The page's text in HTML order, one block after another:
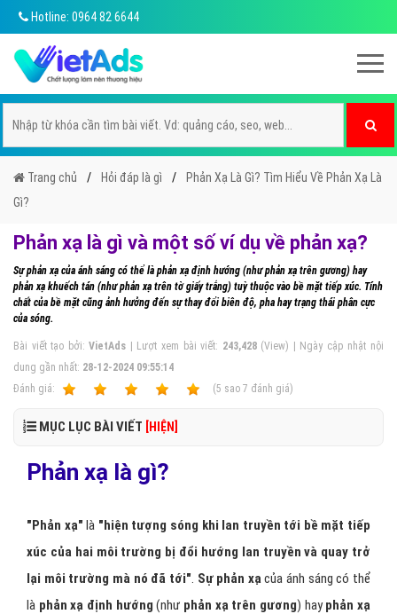
Hotline: 0964 82 6644
Trang chủ Hỏi đáp là gì
Phản Xạ Là Gì? Tìm Hiểu Về Phản Xạ Là
Gì?
Phản xạ là gì và một số ví dụ về phản xạ?
Sự phản xạ của ánh sáng có thể là phản xạ định hướng (như phản xạ trên gương) hay
phản xạ khuếch tán (như phản xạ trên tờ giấy trắng) tuỳ thuộc vào bề mặt tiếp xúc. Tính
chất của bề mặt cũng ảnh hưởng đến sự thay đổi biên độ, pha hay trạng thái phân cực
của sóng.
Bài viết tạo bởi:VietAds | Lượt xem bài viết: 243,428(View) | Ngày cập nhật nội
dung gần nhất: 28-12-2024 09:55:14
Ðánh giá:
(5 sao 7 đánh giá)
MỤC LỤC BÀI VIẾT [HIỆN]
Phản xạ là gì?
"Phản xạ" là "hiện tượng sóng khi lan truyền tới bề mặt tiếp
xúc của hai môi trường bị đổi hướng lan truyền và quay trở
lại môi trường mà nó đã tới". Sự phản xạcủa ánh sáng có thể
là phản xạ định hướng(như phản xạ trên gương) hayphản xạ